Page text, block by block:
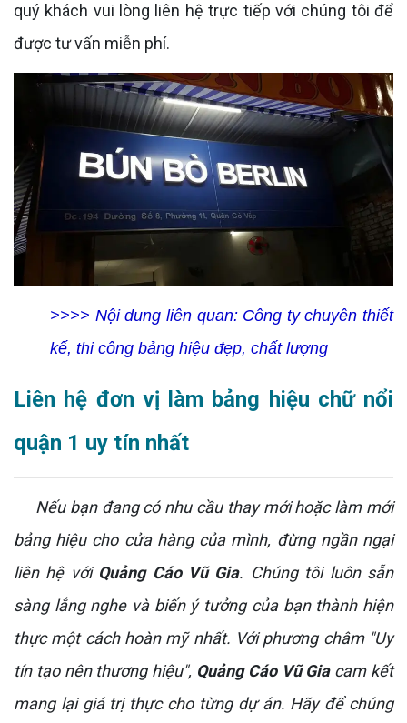
quý khách vui lòng liên hệ trực tiếp với chúng tôi để
được tư vấn miễn phí.
>>>> Nội dung liên quan: Công ty chuyên thiết
kế, thi công bảng hiệu đẹp, chất lượng
Liên hệ đơn vị làm bảng hiệu chữ nổi
quận 1 uy tín nhất
Nếu bạn đang có nhu cầu thay mới hoặc làm mới
bảng hiệu cho cửa hàng của mình, đừng ngần ngại
liên hệ với Quảng Cáo Vũ Gia. Chúng tôi luôn sẵn
sàng lắng nghe và biến ý tưởng của bạn thành hiện
thực một cách hoàn mỹ nhất. Với phương châm "Uy
tín tạo nên thương hiệu", Quảng Cáo Vũ Giacam kết
mang lại giá trị thực cho từng dự án. Hãy để chúng